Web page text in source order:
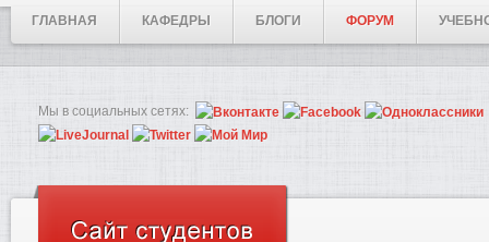
ГЛАВНАЯ КАФЕДРЫ БЛОГИ ФОРУМ
Мы в социальных сетях: